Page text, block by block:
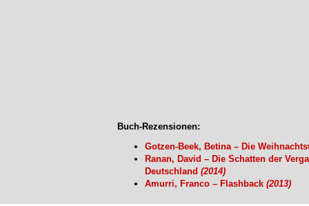
Buch-Rezensionen:
Gotzen-Beek, Betina – Die
Ranan, David – Die Schatten der
Deutschland (2014)
Amurri, Franco – Flashback (2013)